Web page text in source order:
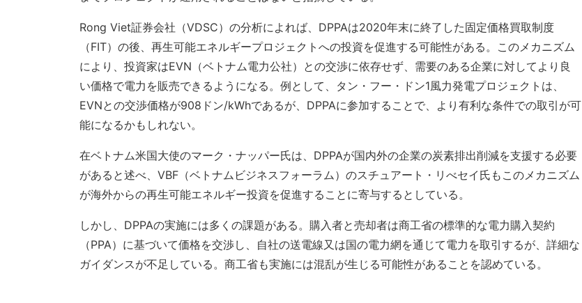
Rong Viet証券会社（VDSC）の分析によれば、DPPAは2020年末に終了した固定価格買取制度
（FIT）の後、再生可能エネルギープロジェクトへの投資を促進する可能性がある。このメカニズム
により、投資家はEVN（ベトナム電力公社）との交渉に依存せず、需要のある企業に対してより良
い価格で電力を販売できるようになる。例として、タン・フー・ドン1風力発電プロジェクトは、
EVNとの交渉価格が908ドン/kWhであるが、DPPAに参加することで、より有利な条件での取引が可
能になるかもしれない。
在ベトナム米国大使のマーク・ナッパー氏は、DPPAが国内外の企業の炭素排出削減を支援する必要
があると述べ、VBF（ベトナムビジネスフォーラム）のスチュアート・リべセイ氏もこのメカニズム
が海外からの再生可能エネルギー投資を促進することに寄与するとしている。
しかし、DPPAの実施には多くの課題がある。購入者と売却者は商工省の標準的な電力購入契約
（PPA）に基づいて価格を交渉し、自社の送電線又は国の電力網を通じて電力を取引するが、詳細な
ガイダンスが不足している。商工省も実施には混乱が生じる可能性があることを認めている。